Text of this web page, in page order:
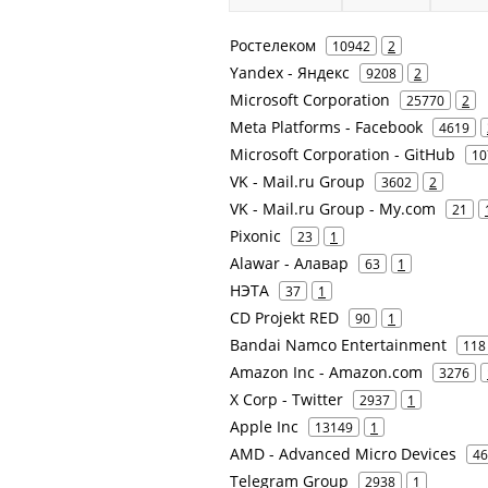
Ростелеком 10942 2
Yandex - Яндекс 9208 2
Microsoft Corporation 25770 2
Meta Platforms - Facebook 4619
Microsoft Corporation - GitHub
VK - Mail.ru Group 3602 2
VK - Mail.ru Group - My.com 21
Pixonic 23 1
Alawar - Алавар 63 1
НЭТА 37 1
CD Projekt RED 90 1
Bandai Namco Entertainment 118
Amazon Inc - Amazon.com 3276
X Corp - Twitter 2937 1
Apple Inc 13149 1
AMD - Advanced Micro Devices
Telegram Group 2938 1